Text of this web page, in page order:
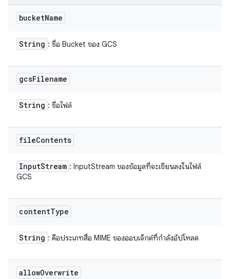
bucketName
String : ชื่อ Bucket ของ GCS
gcsFilename
String : ชื่อไฟล์
fileContents
InputStream : InputStream ของข้อมูลที่จะเขียนลงในไฟล์
GCS
contentType
String : คือประเภทสื่อ MIME ของออบเจ็กต์ที่กำลังอัปโหลด
allowOverwrite